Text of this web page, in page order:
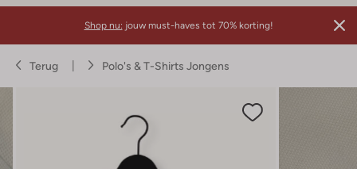
Shop nu: jouw must-haves tot 70% korting!
Terug Polo's & T-Shirts Jongens